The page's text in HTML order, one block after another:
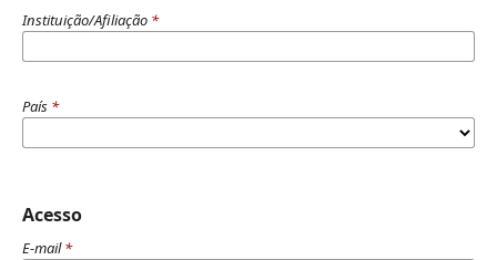
Instituição/Afiliação *
País *
Acesso
E-mail*